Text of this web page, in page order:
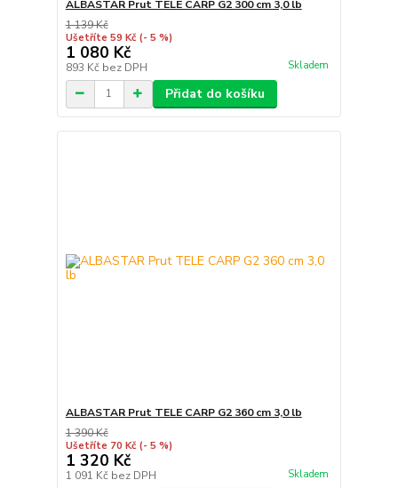
ALBASTAR Prut TELE CARP G2 300 cm 3,0 lb
1 139 Kč
Ušetříte 59 Kč (- 5 %)
1 080 Kč
893 Kč bez DPH Skladem
Přidat do košíku
ALBASTAR Prut TELE CARP G2 360 cm 3,0 lb
1 390 Kč
Ušetříte 70 Kč (- 5 %)
1 320 Kč
1 091 Kč bez DPH Skladem